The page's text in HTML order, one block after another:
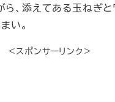
ら、添えてある玉ねぎと
い。
＜スポンサーリンク＞